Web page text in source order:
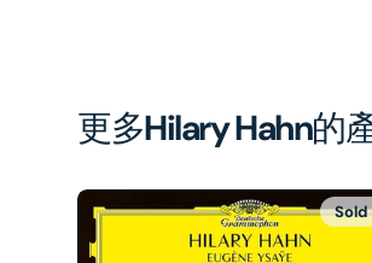
更多Hilary Hahn的